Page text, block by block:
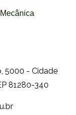
5000 - Cidade
81280-340